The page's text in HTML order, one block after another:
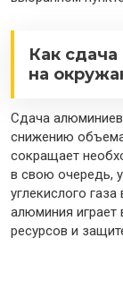
Как
на
Сдача
снижению
сокращает
в свою очередь,
углекислого
алюминия играет
ресурсов и